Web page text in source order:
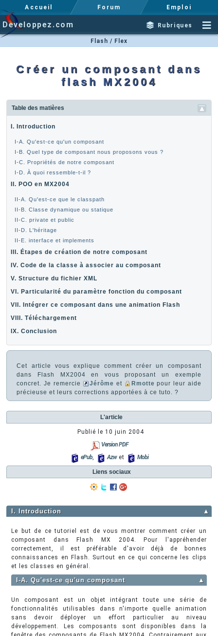
Accueil Forum Emploi
Developpez.com Rubriques
Flash / Flex
Créer un composant dans
flash MX2004
Table des matières
I. Introduction
I-A. Qu'est-ce qu'un composant
I-B. Quel type de composant nous proposons vous ?
I-C. Propriétés de notre composant
I-D. À quoi ressemble-t-il ?
II. POO en MX2004
II-A. Qu'est-ce que le classpath
II-B. Classe dynamique ou statique
II-C. private et public
II-D. L'héritage
II-E. interface et implements
III. Étapes de création de notre composant
IV. Code de la classe à associer au composant
V. Structure du fichier XML
VI. Particularité du paramètre fonction du composant
VII. Intégrer ce composant dans une animation Flash
VIII. Téléchargement
IX. Conclusion
Cet article vous explique comment créer un composant
dans Flash MX2004 en vous proposant un exemple
concret. Je remercie
Jérôme et Rmotte pour leur aide
précieuse et leurs corrections apportées à ce tuto. ?
L'article
Publié le 10 juin 2004
Version PDF
ePub, Azwet Mobi
Liens sociaux
I. Introduction ▲
Le but de ce tutoriel est de vous montrer comment créer un
composant dans Flash MX 2004. Pour l'appréhender
correctement, il est préférable d'avoir déjà de bonnes
connaissances en Flash. Surtout en ce qui concerne les clips
et les classes en général.
I-A. Qu'est-ce qu'un composant ▲
Un composant est un objet intégrant toute une série de
fonctionnalités utilisables dans n'importe quelle animation
sans devoir déployer un effort particulier au niveau
développement. Les composants sont disponibles dans la